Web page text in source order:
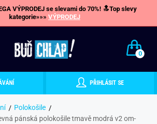
VÝPRODEJ se slevami do 70%! 🔝Top slevy
kategorie»»» VÝPRODEJ
0
PŘIHLÁSIT SE
Polokošile
pánská polokošile tmavě modrá v2 om-